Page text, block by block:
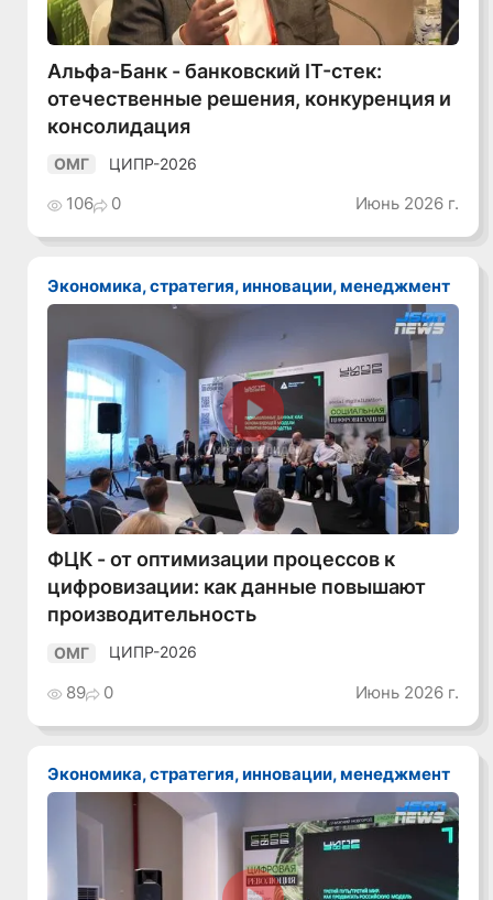
Альфа-Банк - банковский IT-стек:
отечественные решения, конкуренция и
консолидация
ОМГ ЦИПР-2026
106 0 Июнь 2026 г.
Экономика, стратегия, инновации, менеджмент
Смотреть видео
ФЦК - от оптимизации процессов к
цифровизации: как данные повышают
производительность
ОМГ ЦИПР-2026
89 0 Июнь 2026 г.
Экономика, стратегия, инновации, менеджмент